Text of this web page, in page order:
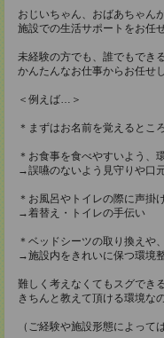
おじいちゃん、おばあちゃん
施設での生活サポートをお任
未経験の方でも、誰でもでき
かんたんなお仕事からお任せし
＜例えば…＞
＊まずはお名前を覚えるとこ
＊お食事を食べやすいよう、
→誤嚥のないよう見守りや口
＊お風呂やトイレの際に声掛
→着替え・トイレの手伝い
＊ベッドシーツの取り換えや
→施設内をきれいに保つ環境
難しく考えなくてもスグでき
きちんと教えて頂ける環境な
（ご経験や施設形態によって